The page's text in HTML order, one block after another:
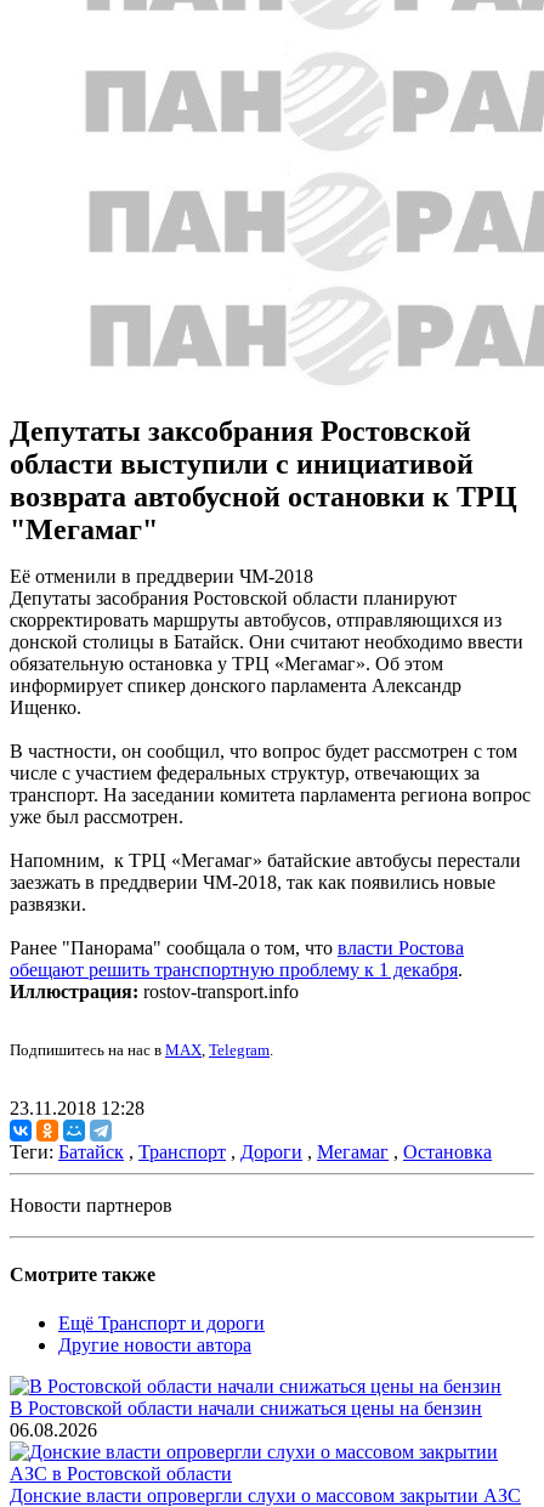
Депутаты заксобрания Ростовской
области выступили с инициативой
возврата автобусной остановки к ТРЦ
"Мегамаг"
Её отменили в преддверии ЧМ-2018
Депутаты засобрания Ростовской области планируют
скорректировать маршруты автобусов, отправляющихся из
донской столицы в Батайск. Они считают необходимо ввести
обязательную остановка у ТРЦ «Мегамаг». Об этом
информирует спикер донского парламента Александр
Ищенко.
В частности, он сообщил, что вопрос будет рассмотрен с том
числе с участием федеральных структур, отвечающих за
транспорт. На заседании комитета парламента региона вопрос
уже был рассмотрен.
Напомним, к ТРЦ «Мегамаг» батайские автобусы перестали
заезжать в преддверии ЧМ-2018, так как появились новые
развязки.
Ранее "Панорама" сообщала о том, что власти Ростова
обещают решить транспортную проблему к 1 декабря.
Иллюстрация: rostov-transport.info
Подпишитесь на нас в MAX, Telegram.
23.11.2018 12:28
Теги: Батайск , Транспорт , Дороги , Мегамаг , Остановка
Новости партнеров
Смотрите также
Ещё Транспорт и дороги
Другие новости автора
В Ростовской области начали снижаться цены на бензин
06.08.2026
Донские власти опровергли слухи о массовом закрытии АЗС